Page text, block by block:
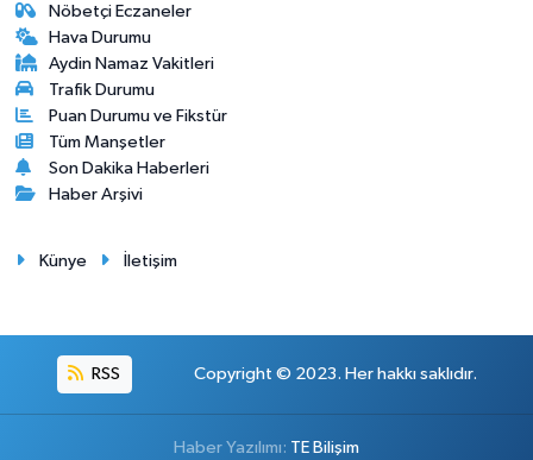
Nöbetçi Eczaneler
Hava Durumu
Aydin Namaz Vakitleri
Trafik Durumu
Puan Durumu ve Fikstür
Tüm Manşetler
Son Dakika Haberleri
Haber Arşivi
Künye İletişim
RSS Copyright © 2023. Her hakkı saklıdır.
Haber Yazılımı: TE Bilişim